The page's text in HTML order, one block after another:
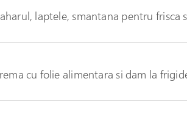
laptele, smantana pentru frisca
cu folie alimentara si dam la